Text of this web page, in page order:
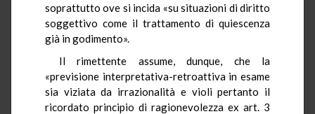
soprattutto ove si incida «su situazioni di diritto
soggettivo come il trattamento di quiescenza
già in godimento».
Il rimettente assume, dunque, che la
«previsione interpretativa-retroattiva in esame
sia viziata da irrazionalità e violi pertanto il
ricordato principio di ragionevolezza ex art. 3